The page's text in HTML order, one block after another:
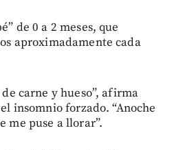
de 0 a 2 meses, que
aproximadamente cada
carne y hueso”, afirma
insomnio forzado. “Anoche
me puse a llorar”.